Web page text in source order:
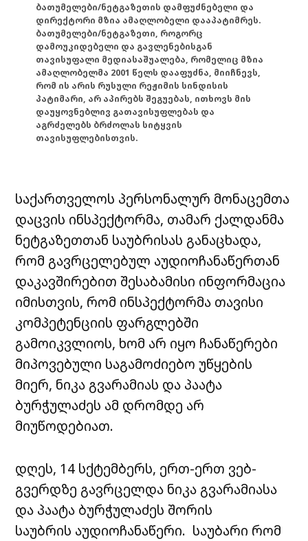
ბათუმელები/ნეტგაზეთის დამფუძნებელი და
დირექტორი მზია ამაღლობელი დააპატიმრეს.
ბათუმელები/ნეტგაზეთი, როგორც
დამოუკიდებელი და გავლენებისგან
თავისუფალი მედიასაშუალება, რომელიც მზია
ამაღლობელმა 2001 წელს დააფუძნა, მიიჩნევს,
რომ ის არის რუსული რეჟიმის სინდისის
პატიმარი, არ აპირებს შეგუებას, ითხოვს მის
დაუყოვნებლივ გათავისუფლებას და
აგრძელებს ბრძოლას სიტყვის
თავისუფლებისთვის.
საქართველოს პერსონალურ მონაცემთა
დაცვის ინსპექტორმა, თამარ ქალდანმა
ნეტგაზეთთან საუბრისას განაცხადა,
რომ გავრცელებულ აუდიოჩანაწერთან
დაკავშირებით შესაბამისი ინფორმაცია
იმისთვის, რომ ინსპექტორმა თავისი
კომპეტენციის ფარგლებში
გამოიკვლიოს, ხომ არ იყო ჩანაწერები
მიპოვებული საგამოძიებო უწყების
მიერ, ნიკა გვარამიას და პაატა
ბურჭულაძეს ამ დრომდე არ
მიუწოდებიათ.
დღეს, 14 სქტემბერს, ერთ-ერთ ვებ-
გვერდზე გავრცელდა ნიკა გვარამიასა
და პაატა ბურჭულაძეს შორის
საუბრის აუდიოჩანაწერი. საუბარი რომ